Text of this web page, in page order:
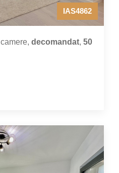
IAS4862
camere, decomandat, 50